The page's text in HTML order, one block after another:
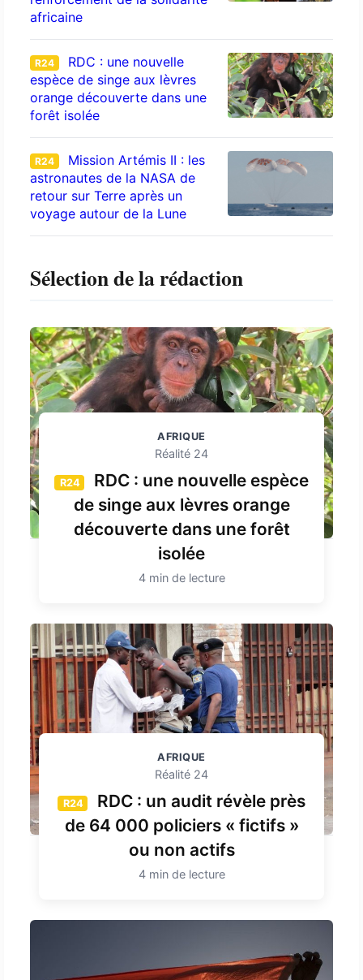
africaine
R24
RDC : une nouvelle
espèce de singe aux lèvres
orange découverte dans une
forêt isolée
R24
Mission Artémis II : les
astronautes de la NASA de
retour sur Terre après un
voyage autour de la Lune
Sélection de la rédaction
AFRIQUE
Réalité 24
R24
RDC : une nouvelle espèce
de singe aux lèvres orange
découverte dans une forêt
isolée
4 min de lecture
AFRIQUE
Réalité 24
R24
RDC : un audit révèle près
de 64 000 policiers « fictifs »
ou non actifs
4 min de lecture